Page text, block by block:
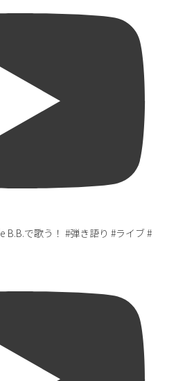
B.B.で歌う！ #弾き語り #ライブ #